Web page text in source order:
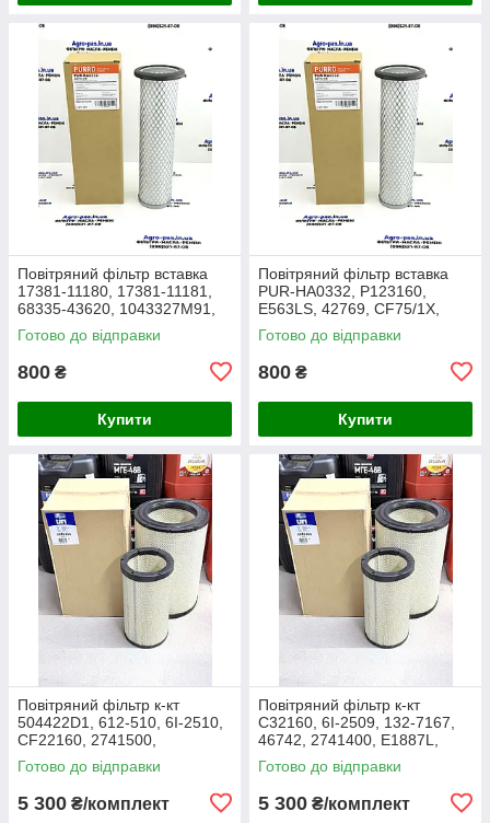
Повітряний фільтр вставка
17381-11180, 17381-11181,
68335-43620, 1043327M91,
3438717M1, 1909138,
86504143, PA2489, MD-7134
Готово до відправки
800 ₴
Купити
Повітряний фільтр вставка
PUR-HA0332, P123160,
E563LS, 42769, CF75/1X,
27.016.00, AF1966,
1043327M91, Y05761310,
Готово до відправки
800 ₴
Купити
Повітряний фільтр к-кт
504422D1, 612-510, 6I-2510,
CF22160, 2741500,
AF25138M, P532510, MD-
7624S, SA16024, RS3511,
Готово до відправки
5 300 ₴/комплект
Повітряний фільтр к-кт
C32160, 6I-2509, 132-7167,
46742, 2741400, E1887L,
RS3514, SL5603, P532509,
FJ3468, MD-7624,
Готово до відправки
5 300 ₴/комплект